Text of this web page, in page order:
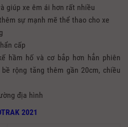
giúp xe êm ái hơn rất nhiều
sự mạnh mẽ thể thao cho xe
cấp
hầm hố và cơ bắp hơn hẳn phiên
rộng tăng thêm gần 20cm, chiều
địa hình
2021